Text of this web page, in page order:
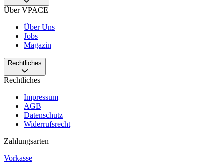
Über VPACE
Über Uns
Jobs
Magazin
Rechtliches
Rechtliches
Impressum
AGB
Datenschutz
Widerrufsrecht
Zahlungsarten
Vorkasse